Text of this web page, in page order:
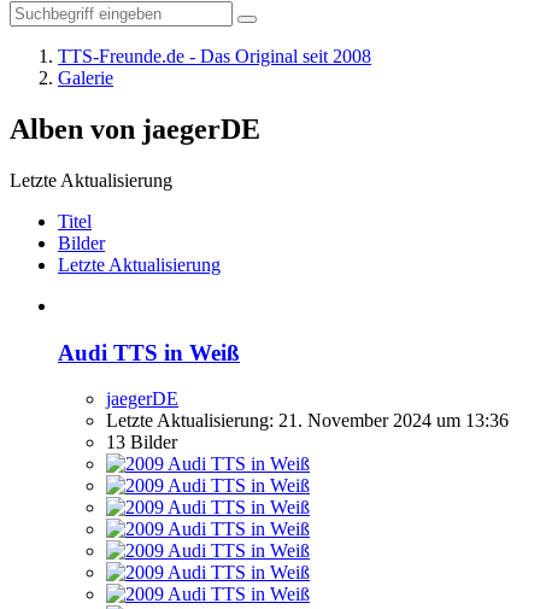
TTS-Freunde.de - Das Original seit 2008
Galerie
Alben von jaegerDE
Letzte Aktualisierung
Titel
Bilder
Letzte Aktualisierung
Audi TTS in Weiß
jaegerDE
Letzte Aktualisierung: 21. November 2024 um 13:36
13 Bilder